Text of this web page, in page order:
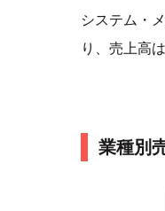
システム・
り、売上高
業種別